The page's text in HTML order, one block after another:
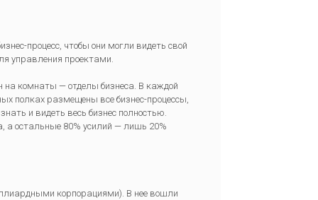
процесс, чтобы они могли видеть свой
управления проектами.
на комнаты — отделы бизнеса. В каждой
полках размещены все бизнес-процессы,
и видеть весь бизнес полностью.
а остальные 80% усилий — лишь 20%
корпорациями). В нее вошли